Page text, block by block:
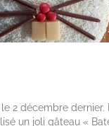
2 décembre dernier.
un joli gâteau «